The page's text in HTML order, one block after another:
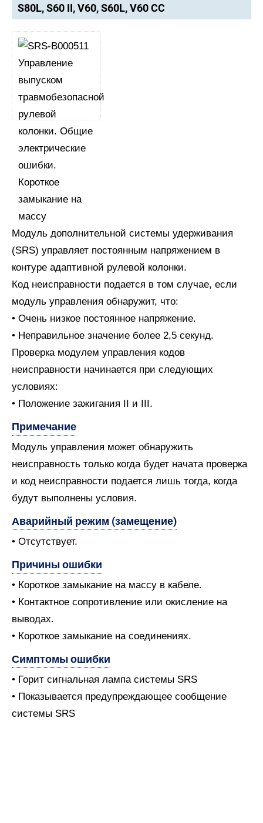
S80L, S60 II, V60, S60L, V60 CC
Модуль дополнительной системы удерживания
(SRS) управляет постоянным напряжением в
контуре адаптивной рулевой колонки.
Код неисправности подается в том случае, если
модуль управления обнаружит, что:
• Очень низкое постоянное напряжение.
• Неправильное значение более 2,5 секунд.
Проверка модулем управления кодов
неисправности начинается при следующих
условиях:
• Положение зажигания II и III.
Примечание
Модуль управления может обнаружить
неисправность только когда будет начата проверка
и код неисправности подается лишь тогда, когда
будут выполнены условия.
Аварийный режим (замещение)
• Отсутствует.
Причины ошибки
• Короткое замыкание на массу в кабеле.
• Контактное сопротивление или окисление на
выводах.
• Короткое замыкание на соединениях.
Симптомы ошибки
• Горит сигнальная лампа системы SRS
• Показывается предупреждающее сообщение
системы SRS